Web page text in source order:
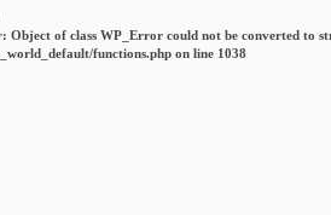
: Object of class WP_Error could not be converted to
functions.php on line 1038